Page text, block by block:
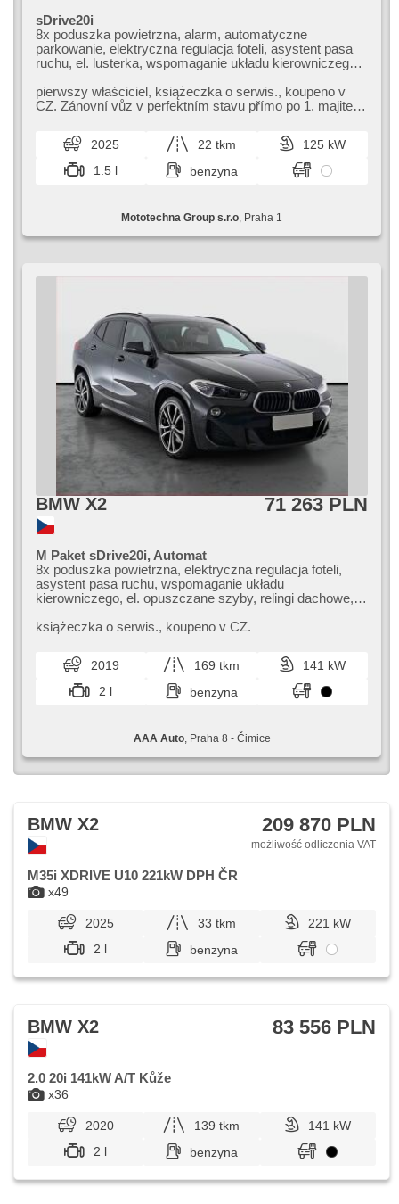
sDrive20i
8x poduszka powietrzna, alarm, automatyczne
parkowanie, elektryczna regulacja foteli, asystent pasa
ruchu, el. lusterka, wspomaganie układu kierowniczego,
klimatronic, ABS, przeciwpoślizgowy system kół (ASR),
centralny zamek, komputer pokładowy, el. składane
fotele, czujnik deszczu, przycisk start, fotele sportowe,
hak holowniczy, czujnik ciśnienia opon, USB, automat
pierwszy właściciel,​ książeczka o serwis.,​ koupeno v
CZ. Zánovní vůz v perfektním stavu přímo po 1. majiteli.
2025 22 tkm
125 kW
1.5 l
benzyna
Mototechna Group s.r.o , Praha 1
BMW X2 71 263 PLN
M Paket sDrive20i, Automat
8x poduszka powietrzna, elektryczna regulacja foteli,
asystent pasa ruchu, wspomaganie układu
kierowniczego, el. opuszczane szyby, relingi dachowe,
system kół (ASR), centralny zamek, komputer
(ESP), halogeny, podgrzewane fotele, skórzanna
tapicerka, czujnik deszczu, przycisk start, fotele
sportowe, czujnik ciśnienia opon, USB, automat
książeczka o serwis.,​ koupeno v CZ.
2019 169 tkm
141 kW
2 l
benzyna
AAA Auto, Praha 8 - Čimice
x49
BMW X2 209 870 PLN
możliwość odliczenia VAT
M35i XDRIVE U10 221kW DPH ČR
2025 33 tkm
221 kW
2 l
benzyna
x36
BMW X2 83 556 PLN
2.0 20i 141kW A/T Kůže
2020 139 tkm
141 kW
2 l
benzyna